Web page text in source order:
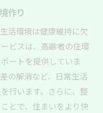
作り
活環境は健康維持に欠
ビスは、高齢者の住環
ートを提供していま
の解消など、日常生活
行います。さらに、整
とで、住まいをより快